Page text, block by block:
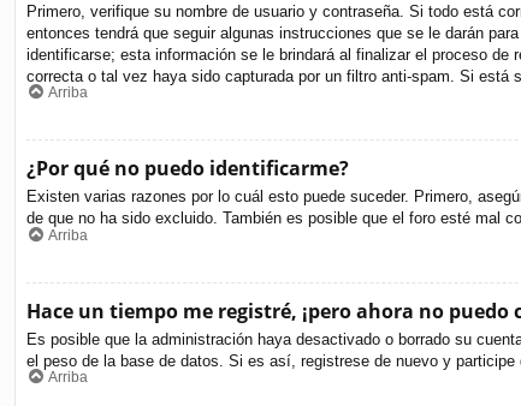
Primero, verifique su nombre de usuario y contraseña. Si todo está
entonces tendrá que seguir algunas instrucciones que se le darán
identificarse; esta información se le brindará al finalizar el proceso
correcta o tal vez haya sido capturada por un filtro anti-spam. Si está
Arriba
¿Por qué no puedo identificarme?
Existen varias razones por lo cuál esto puede suceder. Primero,
de que no ha sido excluido. También es posible que el foro esté mal
Arriba
Hace un tiempo me registré, ¡pero ahora no puedo
Es posible que la administración haya desactivado o borrado su
el peso de la base de datos. Si es así, registrese de nuevo y participe
Arriba